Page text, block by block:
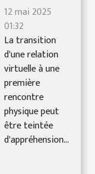
12 mai 2025
01:32
La transition
d'une relation
virtuelle à une
première
rencontre
physique peut
être teintée
d'appréhension...